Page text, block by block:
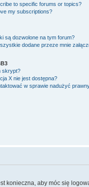
to specific forums or topics?
my subscriptions?
są dozwolone na tym forum?
dodane przeze mnie
skrypt?
X nie jest dostępna?
w sprawie nadużyć
aby móc się